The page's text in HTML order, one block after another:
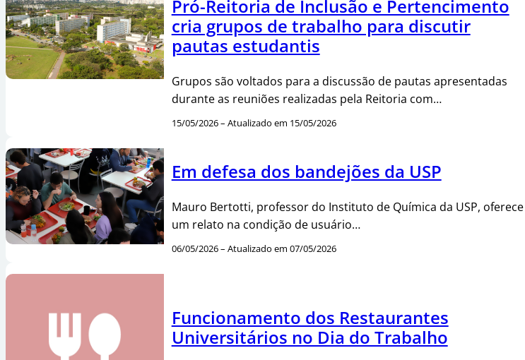
Pró-Reitoria de Inclusão e Pertencimento
cria grupos de trabalho para discutir
pautas estudantis
Grupos são voltados para a discussão de pautas apresentadas
durante as reuniões realizadas pela Reitoria com…
15/05/2026 – Atualizado em 15/05/2026
Em defesa dos bandejões da USP
Mauro Bertotti, professor do Instituto de Química da USP, oferece
um relato na condição de usuário…
06/05/2026 – Atualizado em 07/05/2026
Funcionamento dos Restaurantes
Universitários no Dia do Trabalho